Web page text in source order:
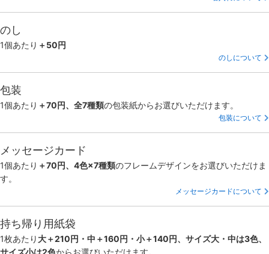
のし
1個あたり ＋50円
のしについて
包装
1個あたり ＋70円、全7種類の包装紙からお選びいただけます。
包装について
メッセージカード
1個あたり ＋70円、4色×7種類のフレームデザインをお選びいただけま
す。
メッセージカードについて
持ち帰り用紙袋
1枚あたり 大＋210円・中＋160円・小＋140円、サイズ大・中は3色、
サイズ小は2色からお選びいただけます。